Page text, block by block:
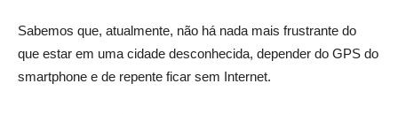
Sabemos que, atualmente, não há nada mais frustrante do
que estar em uma cidade desconhecida, depender do GPS do
smartphone e de repente ficar sem Internet.